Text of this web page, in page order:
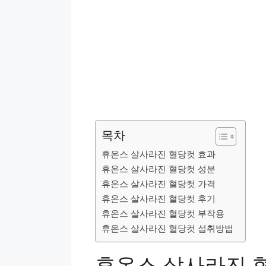
목차
휴온스 살사라진 혈당컷 효과
휴온스 살사라진 혈당컷 성분
휴온스 살사라진 혈당컷 가격
휴온스 살사라진 혈당컷 후기
휴온스 살사라진 혈당컷 부작용
휴온스 살사라진 혈당컷 섭취방법